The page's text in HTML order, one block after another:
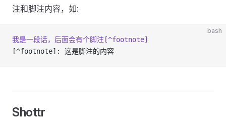
注和脚注内容，如:
bash
我是一段话，后面会有个脚注[^footnote]
[^footnote]: 这是脚注的内容
Shottr